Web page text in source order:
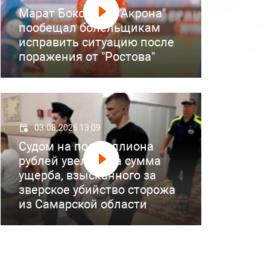
Марат Бокоев из "Акрона"
пообещал болельщикам
исправить ситуацию после
поражения от "Ростова"
03.08.2026 13:09
Судом на полмиллиона
рублей увеличена сумма
ущерба, взысканного за
зверское убийство сторожа
из Самарской области